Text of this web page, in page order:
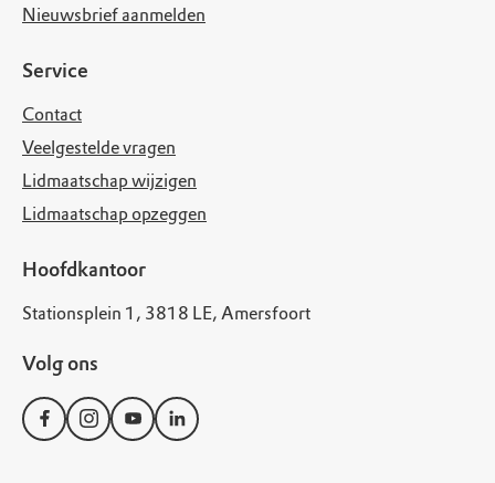
Nieuwsbrief aanmelden
Service
Contact
Veelgestelde vragen
Lidmaatschap wijzigen
Lidmaatschap opzeggen
Hoofdkantoor
Stationsplein 1, 3818 LE, Amersfoort
Volg ons